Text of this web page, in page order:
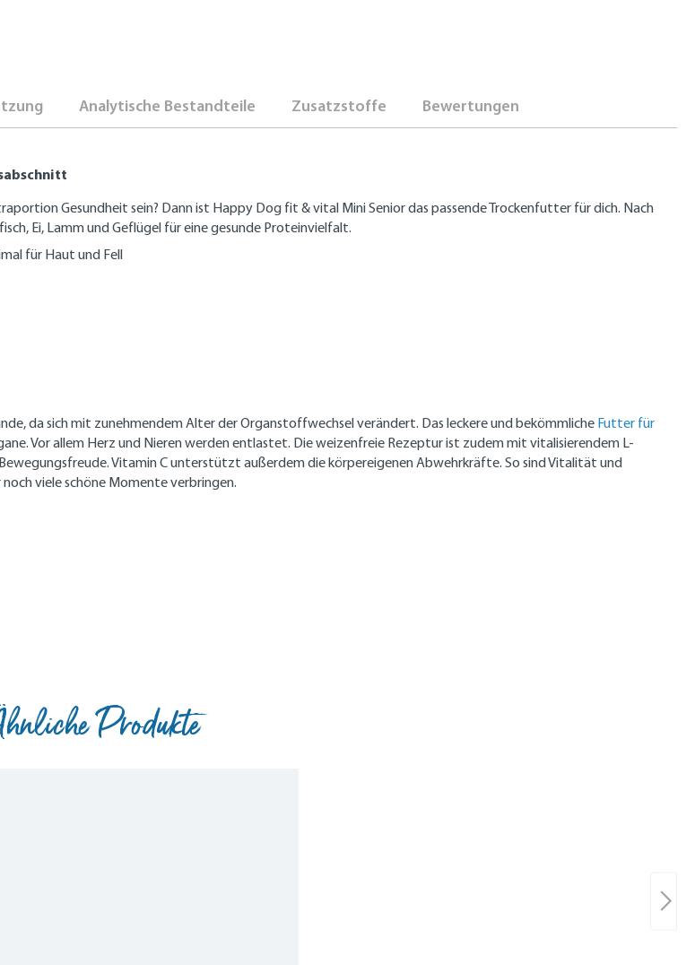
Analytische Bestandteile Zusatzstoffe Bewertungen
Gesundheit sein? Dann ist Happy Dog fit & vital Mini Senior das passende Trockenfutter für dich. Nach
Ei, Lamm und Geflügel für eine gesunde Proteinvielfalt.
für Haut und Fell
da sich mit zunehmendem Alter der Organstoffwechsel verändert. Das leckere und bekömmliche Futter für
Vor allem Herz und Nieren werden entlastet. Die weizenfreie Rezeptur ist zudem mit vitalisierendem L-
Vitamin C unterstützt außerdem die körpereigenen Abwehrkräfte. So sind Vitalität und
viele schöne Momente verbringen.
Produkte